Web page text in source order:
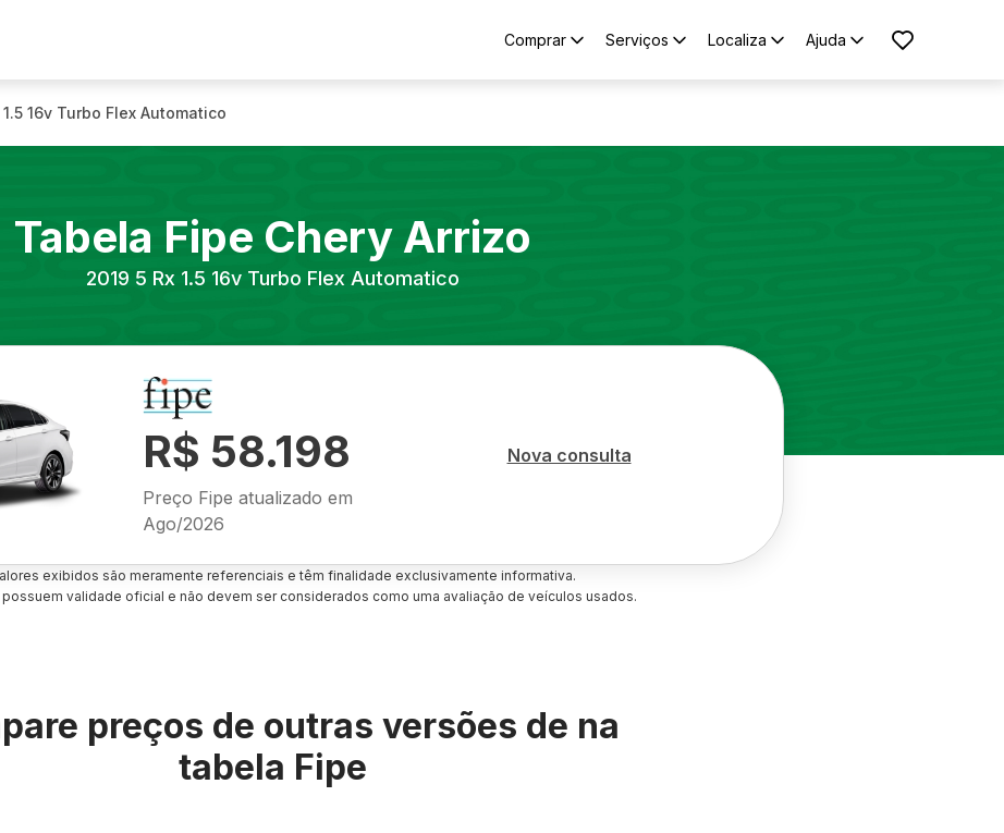
Comprar Serviços Localiza Ajuda
1.5 16v Turbo Flex Automatico
Tabela Fipe Chery Arrizo
2019 5 Rx 1.5 16v Turbo Flex Automatico
R$ 58.198
Preço Fipe atualizado em
Ago/2026
Nova consulta
exibidos são meramente referenciais e têm finalidade exclusivamente informativa.
validade oficial e não devem ser considerados como uma avaliação de veículos usados.
preços de outras versões de na
tabela Fipe